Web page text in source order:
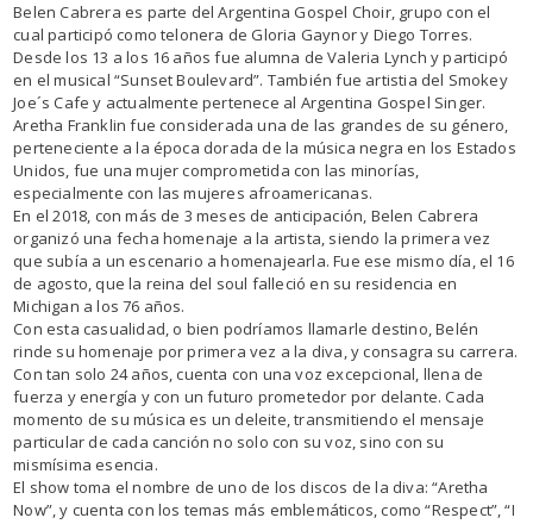
Belen Cabrera es parte del Argentina Gospel Choir, grupo con el
cual participó como telonera de Gloria Gaynor y Diego Torres.
Desde los 13 a los 16 años fue alumna de Valeria Lynch y participó
en el musical “Sunset Boulevard”. También fue artistia del Smokey
Joe´s Cafe y actualmente pertenece al Argentina Gospel Singer.
Aretha Franklin fue considerada una de las grandes de su género,
perteneciente a la época dorada de la música negra en los Estados
Unidos, fue una mujer comprometida con las minorías,
especialmente con las mujeres afroamericanas.
En el 2018, con más de 3 meses de anticipación, Belen Cabrera
organizó una fecha homenaje a la artista, siendo la primera vez
que subía a un escenario a homenajearla. Fue ese mismo día, el 16
de agosto, que la reina del soul falleció en su residencia en
Michigan a los 76 años.
Con esta casualidad, o bien podríamos llamarle destino, Belén
rinde su homenaje por primera vez a la diva, y consagra su carrera.
Con tan solo 24 años, cuenta con una voz excepcional, llena de
fuerza y energía y con un futuro prometedor por delante. Cada
momento de su música es un deleite, transmitiendo el mensaje
particular de cada canción no solo con su voz, sino con su
mismísima esencia.
El show toma el nombre de uno de los discos de la diva: “Aretha
Now”, y cuenta con los temas más emblemáticos, como “Respect”, “I